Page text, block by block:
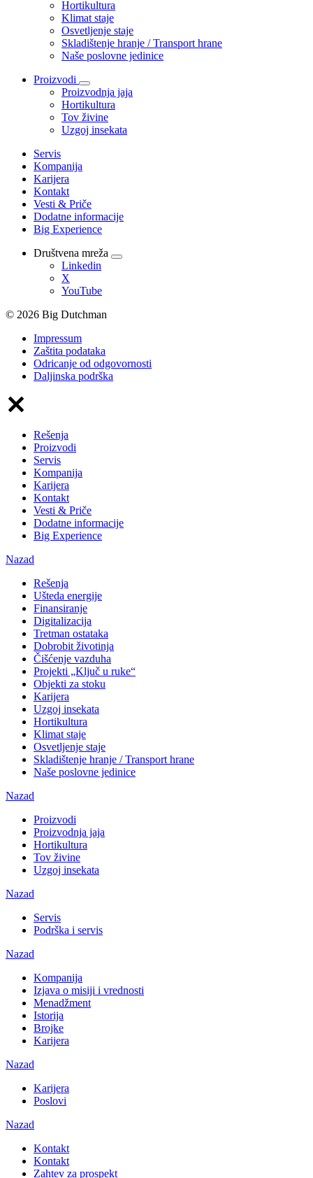
Hortikultura
Klimat staje
Osvetljenje staje
Skladištenje hranje / Transport hrane
Naše poslovne jedinice
Proizvodi
Proizvodnja jaja
Hortikultura
Tov živine
Uzgoj insekata
Servis
Kompanija
Karijera
Kontakt
Vesti & Priče
Dodatne informacije
Big Experience
Društvena mreža
Linkedin
X
YouTube
© 2026 Big Dutchman
Impressum
Zaštita podataka
Odricanje od odgovornosti
Daljinska podrška
Rešenja
Proizvodi
Servis
Kompanija
Karijera
Kontakt
Vesti & Priče
Dodatne informacije
Big Experience
Nazad
Rešenja
Ušteda energije
Finansiranje
Digitalizacija
Tretman ostataka
Dobrobit životinja
Čišćenje vazduha
Projekti „Ključ u ruke“
Objekti za stoku
Karijera
Uzgoj insekata
Hortikultura
Klimat staje
Osvetljenje staje
Skladištenje hranje / Transport hrane
Naše poslovne jedinice
Nazad
Proizvodi
Proizvodnja jaja
Hortikultura
Tov živine
Uzgoj insekata
Nazad
Servis
Podrška i servis
Nazad
Kompanija
Izjava o misiji i vrednosti
Menadžment
Istorija
Brojke
Karijera
Nazad
Karijera
Poslovi
Nazad
Kontakt
Kontakt
Zahtev za prospekt